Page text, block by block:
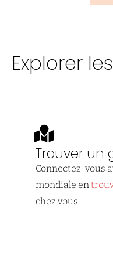
Explorer
Trouver un
Connectez-vous
mondiale en
chez vous.